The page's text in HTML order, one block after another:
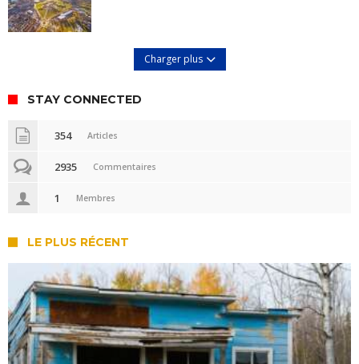
Charger plus
STAY CONNECTED
354 Articles
2935 Commentaires
1 Membres
LE PLUS RÉCENT